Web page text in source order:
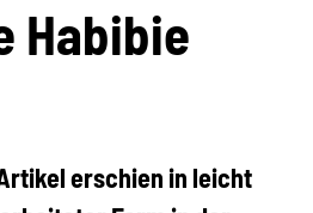
Habibie
erschien in leicht